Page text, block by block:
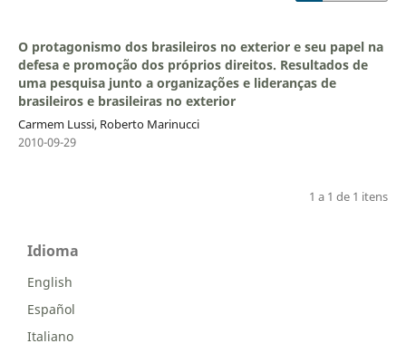
O protagonismo dos brasileiros no exterior e seu papel na
defesa e promoção dos próprios direitos. Resultados de
uma pesquisa junto a organizações e lideranças de
brasileiros e brasileiras no exterior
Carmem Lussi, Roberto Marinucci
2010-09-29
1 a 1 de 1 itens
Idioma
English
Español
Italiano